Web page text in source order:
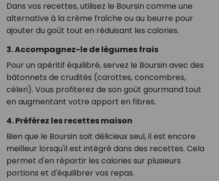
Dans vos recettes, utilisez le Boursin comme une
alternative à la crème fraîche ou au beurre pour
ajouter du goût tout en réduisant les calories.
3. Accompagnez-le de légumes frais
Pour un apéritif équilibré, servez le Boursin avec des
bâtonnets de crudités (carottes, concombres,
céleri). Vous profiterez de son goût gourmand tout
en augmentant votre apport en fibres.
4. Préférez les recettes maison
Bien que le Boursin soit délicieux seul, il est encore
meilleur lorsqu'il est intégré dans des recettes. Cela
permet d'en répartir les calories sur plusieurs
portions et d'équilibrer vos repas.